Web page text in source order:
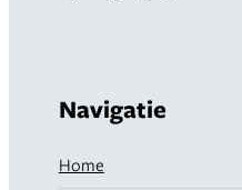
Navigatie
Home